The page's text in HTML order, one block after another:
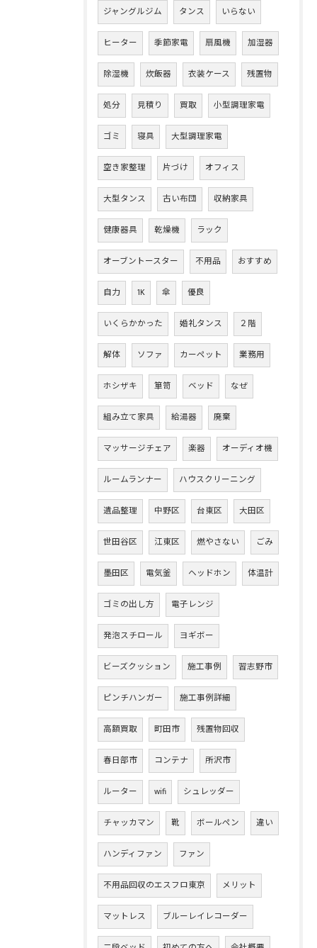
ジャングルジム タンス いらない
ヒーター 季節家電 扇風機 加湿器
除湿機 炊飯器 衣装ケース 残置物
処分 見積り 買取 小型調理家電
ゴミ 寝具 大型調理家電
空き家整理 片づけ オフィス
大型タンス 古い布団 収納家具
健康器具 乾燥機 ラック
オーブントースター 不用品 おすすめ
自力 1K 傘 優良
いくらかかった 婚礼タンス ２階
解体 ソファ カーペット 業務用
ホシザキ 箪笥 ベッド なぜ
組み立て家具 給湯器 廃棄
マッサージチェア 楽器 オーディオ機
ルームランナー ハウスクリーニング
遺品整理 中野区 台東区 大田区
世田谷区 江東区 燃やさない ごみ
墨田区 電気釜 ヘッドホン 体温計
ゴミの出し方 電子レンジ
発泡スチロール ヨギボー
ビーズクッション 施工事例 習志野市
ピンチハンガー 施工事例詳細
高額買取 町田市 残置物回収
春日部市 コンテナ 所沢市
ルーター wifi シュレッダー
チャッカマン 靴 ボールペン 違い
ハンディファン ファン
不用品回収のエスフロ東京 メリット
マットレス ブルーレイレコーダー